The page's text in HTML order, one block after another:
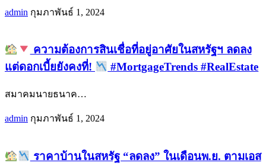
admin กุมภาพันธ์ 1, 2024
ความต้องการสินเชื่อที่อยู่อาศัยในสหรัฐฯ ลดลง
แต่ดอกเบี้ยยังคงที่!
#MortgageTrends #RealEstate
สมาคมนายธนาค…
admin กุมภาพันธ์ 1, 2024
ราคาบ้านในสหรัฐ “ลดลง” ในเดือนพ.ย. ตามเอส